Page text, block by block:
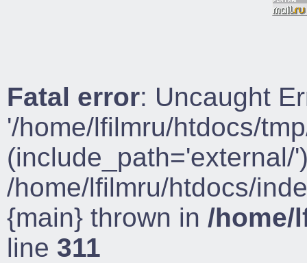
Fatal error: Uncaught
'/home/lfilmru/htdocs/
(include_path='external/
/home/lfilmru/htdocs/
{main} thrown in /home/
line 311